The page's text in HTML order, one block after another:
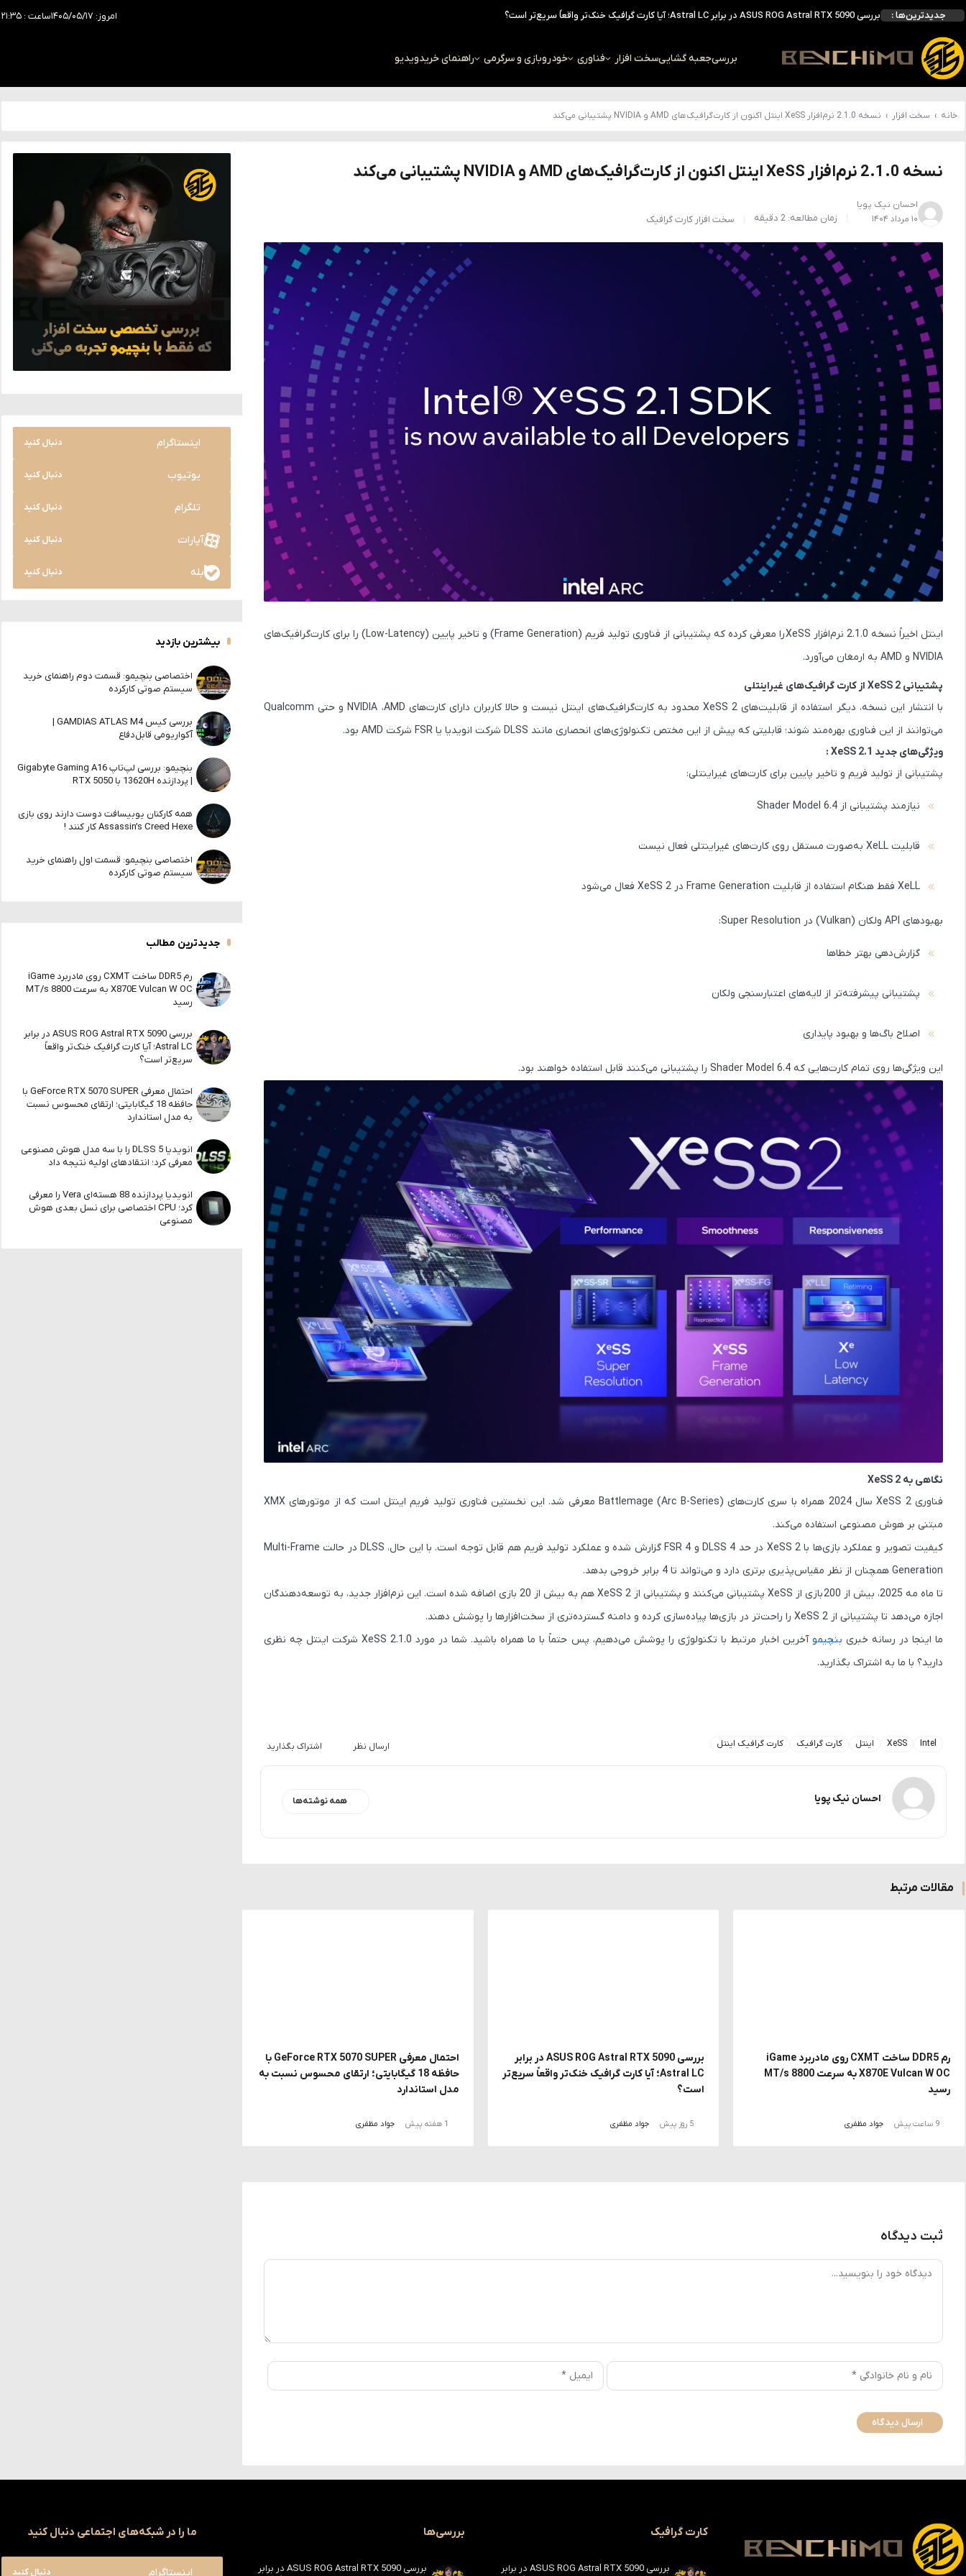
جدیدترین‌ها :
احتمال معرفی GeForce RTX 5070 SUPER با حافظه 18 گیگابایتی؛ ارتقای محسوس نسبت به مدل استاندارد
انویدیا پردازنده 88 هسته‌ای Vera را معرفی کرد؛ CPU اختصاصی برای نسل بعدی هوش مصنوعی
بالاخره سنسور Hotspot کارت‌های RTX 50 ظاهر شد؛ HWMonitor 1.65 تنها نماینده نمایش نیست
امروز: ۱۴۰۵/۰۵/۱۷ ساعت : ۲۱:۳۵
بررسیجعبه گشاییسخت افزار فناوری خودروبازی و سرگرمی راهنمای خریدویدیو
خانه › سخت افزار › نسخه 2.1.0 نرم‌افزار XeSS اینتل اکنون از کارت‌گرافیک‌های AMD و NVIDIA پشتیبانی می‌کند
نسخه 2.1.0 نرم‌افزار XeSS اینتل اکنون از کارت‌گرافیک‌های AMD و NVIDIA پشتیبانی می‌کند
احسان نیک پویا
۱۰ مرداد ۱۴۰۴
زمان مطالعه: 2 دقیقه سخت افزار کارت گرافیک
اینتل اخیراً نسخه 2.1.0 نرم‌افزار XeSSرا معرفی کرده که پشتیبانی از فناوری تولید فریم (Frame Generation) و تاخیر پایین (Low-Latency)
را برای کارت‌گرافیک‌های
NVIDIA و AMD به ارمغان می‌آورد.
پشتیبانی XeSS 2 از کارت‌ گرافیک‌های غیراینتلی
با انتشار این نسخه، دیگر استفاده از قابلیت‌های XeSS 2 محدود به کارت‌گرافیک‌های اینتل نیست و حالا کاربران دارای کارت‌های NVIDIA ،AMD و حتی Qualcomm
می‌توانند از این فناوری بهره‌مند شوند؛ قابلیتی که پیش از این مختص تکنولوژی‌های انحصاری مانند DLSS شرکت انویدیا یا FSR شرکت AMD بود.
ویژگی‌های جدید XeSS 2.1 :
پشتیبانی از تولید فریم و تاخیر پایین برای کارت‌های غیراینتلی:
نیازمند پشتیبانی از Shader Model 6.4
قابلیت XeLL به‌صورت مستقل روی کارت‌های غیراینتلی فعال نیست
XeLL فقط هنگام استفاده از قابلیت Frame Generation در XeSS 2 فعال می‌شود
بهبودهای API ولکان (Vulkan) در Super Resolution:
گزارش‌دهی بهتر خطاها
پشتیبانی پیشرفته‌تر از لایه‌های اعتبارسنجی ولکان
اصلاح باگ‌ها و بهبود پایداری
این ویژگی‌ها روی تمام کارت‌هایی که Shader Model 6.4 را پشتیبانی می‌کنند قابل استفاده خواهند بود.
نگاهی به XeSS 2
فناوریXeSS 2سال 2024 همراه با سری کارت‌های Battlemage (Arc B-Series) معرفی شد. این نخستین فناوری تولید فریم اینتل است که از موتورهای XMX
مبتنی بر هوش مصنوعی استفاده می‌کند.
کیفیت تصویر و عملکرد بازی‌ها با XeSS 2 در حد DLSS 4 و FSR 4 گزارش شده و عملکرد تولید فریم هم قابل توجه است. با این حال، DLSS در حالت Multi-Frame
Generation همچنان از نظر مقیاس‌پذیری برتری دارد و می‌تواند تا 4 برابر خروجی بدهد.
تا ماه مه 2025 ، بیش از 200 بازی از XeSS پشتیبانی می‌کنند و پشتیبانی از XeSS 2 هم به بیش از 20 بازی
اضافه شده است. این نرم‌افزار جدید، به توسعه‌دهندگان
اجازه می‌دهد تا پشتیبانی از XeSS 2 را راحت‌تر در بازی‌ها پیاده‌سازی کرده و دامنه گسترده‌تری از سخت‌افزارها را پوشش دهند.
ما اینجا در رسانه خبری بنچیمو آخرین اخبار مرتبط با تکنولوژی را پوشش می‌دهیم، پس حتماً با ما همراه باشید. شما در مورد XeSS 2.1.0 شرکت اینتل
چه نظری
دارید؟ با ما به اشتراک بگذارید.
Intel
XeSS اینتل کارت گرافیک کارت گرافیک اینتل ارسال نظر اشتراک بگذارید
احسان نیک پویا همه نوشته‌ها
مقالات مرتبط
رم DDR5 ساخت CXMT روی مادربرد iGame
X870E Vulcan W OC به سرعت 8800 MT/s
رسید
9 ساعت پیش جواد مظفری
بررسی ASUS ROG Astral RTX 5090 در برابر
Astral LC؛ آیا کارت گرافیک خنک‌تر واقعاً سریع‌تر
است؟
5 روز پیش جواد مظفری
احتمال معرفی GeForce RTX 5070 SUPER با
حافظه 18 گیگابایتی؛ ارتقای محسوس نسبت به
مدل استاندارد
1 هفته پیش جواد مظفری
ثبت دیدگاه
اینستاگرام دنبال کنید
یوتیوب دنبال کنید
تلگرام دنبال کنید
آپارات دنبال کنید
بله دنبال کنید
بیشترین بازدید
اختصاصی بنچیمو: قسمت دوم راهنمای خرید
سیستم صوتی کارکرده
بررسی کیس GAMDIAS ATLAS M4 |
آکواریومی قابل‌دفاع
بنچیمو: بررسی لپ‌تاپ Gigabyte Gaming A16
| پردازنده 13620H با RTX 5050
همه کارکنان یوبیسافت دوست دارند روی بازی
Assassin’s Creed Hexe کار کنند !
اختصاصی بنچیمو: قسمت اول راهنمای خرید
سیستم صوتی کارکرده
جدیدترین مطالب
رم DDR5 ساخت CXMT روی مادربرد iGame
X870E Vulcan W OC به سرعت 8800 MT/s
رسید
بررسی ASUS ROG Astral RTX 5090 در برابر
Astral LC؛ آیا کارت گرافیک خنک‌تر واقعاً
سریع‌تر است؟
احتمال معرفی GeForce RTX 5070 SUPER با
حافظه 18 گیگابایتی؛ ارتقای محسوس نسبت
به مدل استاندارد
انویدیا DLSS 5 را با سه مدل هوش مصنوعی
معرفی کرد؛ انتقادهای اولیه نتیجه داد
انویدیا پردازنده 88 هسته‌ای Vera را معرفی
کرد؛ CPU اختصاصی برای نسل بعدی هوش
مصنوعی
کارت گرافیک
بررسی ASUS ROG Astral RTX 5090 در برابر
بررسی‌ها
بررسی ASUS ROG Astral RTX 5090 در برابر
ما را در شبکه‌های اجتماعی دنبال کنید
اینستاگرام دنبال کنید